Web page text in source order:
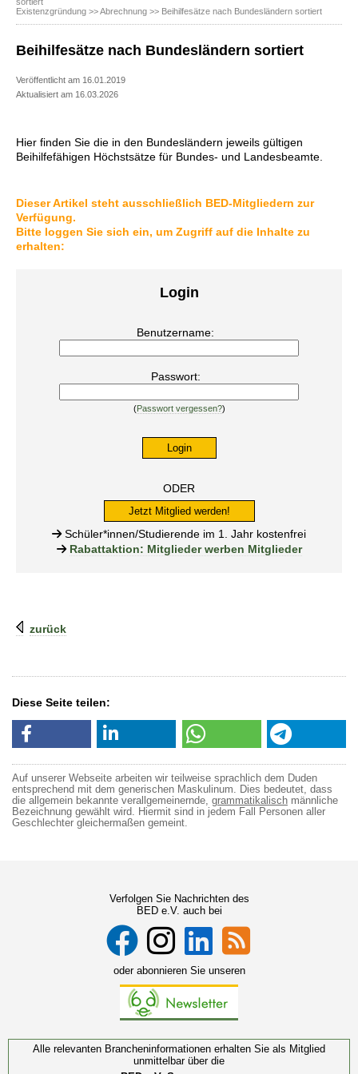
sortiert
Existenzgründung >>Abrechnung >> Beihilfesätze nach Bundesländern sortiert
Beihilfesätze nach Bundesländern sortiert
Veröffentlicht am 16.01.2019
Aktualisiert am 16.03.2026
Hier finden Sie die in den Bundesländern jeweils gültigen
Beihilfefähigen Höchstsätze für Bundes- und Landesbeamte.
Dieser Artikel steht ausschließlich BED-Mitgliedern zur
Verfügung.
Bitte loggen Sie sich ein, um Zugriff auf die Inhalte zu
erhalten:
Login
Benutzername:
Passwort:
(Passwort vergessen?)
ODER
Jetzt Mitglied werden!
Schüler*innen/Studierende im 1. Jahr kostenfrei
Rabattaktion: Mitglieder werben Mitglieder
zurück
Diese Seite teilen:
Auf unserer Webseite arbeiten wir teilweise sprachlich dem Duden
entsprechend mit dem generischen Maskulinum. Dies bedeutet, dass
die allgemein bekannte verallgemeinernde, grammatikalisch männliche
Bezeichnung gewählt wird. Hiermit sind in jedem Fall Personen aller
Geschlechter gleichermaßen gemeint.
Verfolgen Sie Nachrichten des
BED e.V. auch bei
oder abonnieren Sie unseren
Alle relevanten Brancheninformationen erhalten Sie als Mitglied
unmittelbar über die